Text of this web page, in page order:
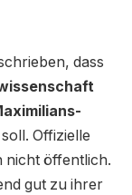
dass
Offizielle
nicht öffentlich.
gut zu ihrer